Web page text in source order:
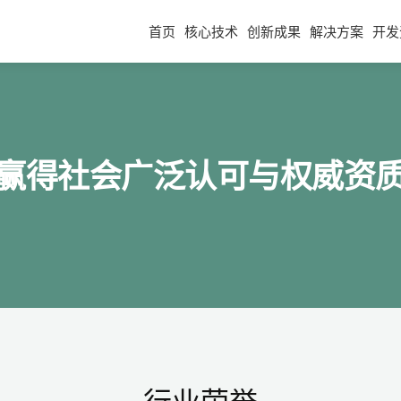
首页 核心技术 创新成果 解决方案 开
得社会广泛认可与权威资